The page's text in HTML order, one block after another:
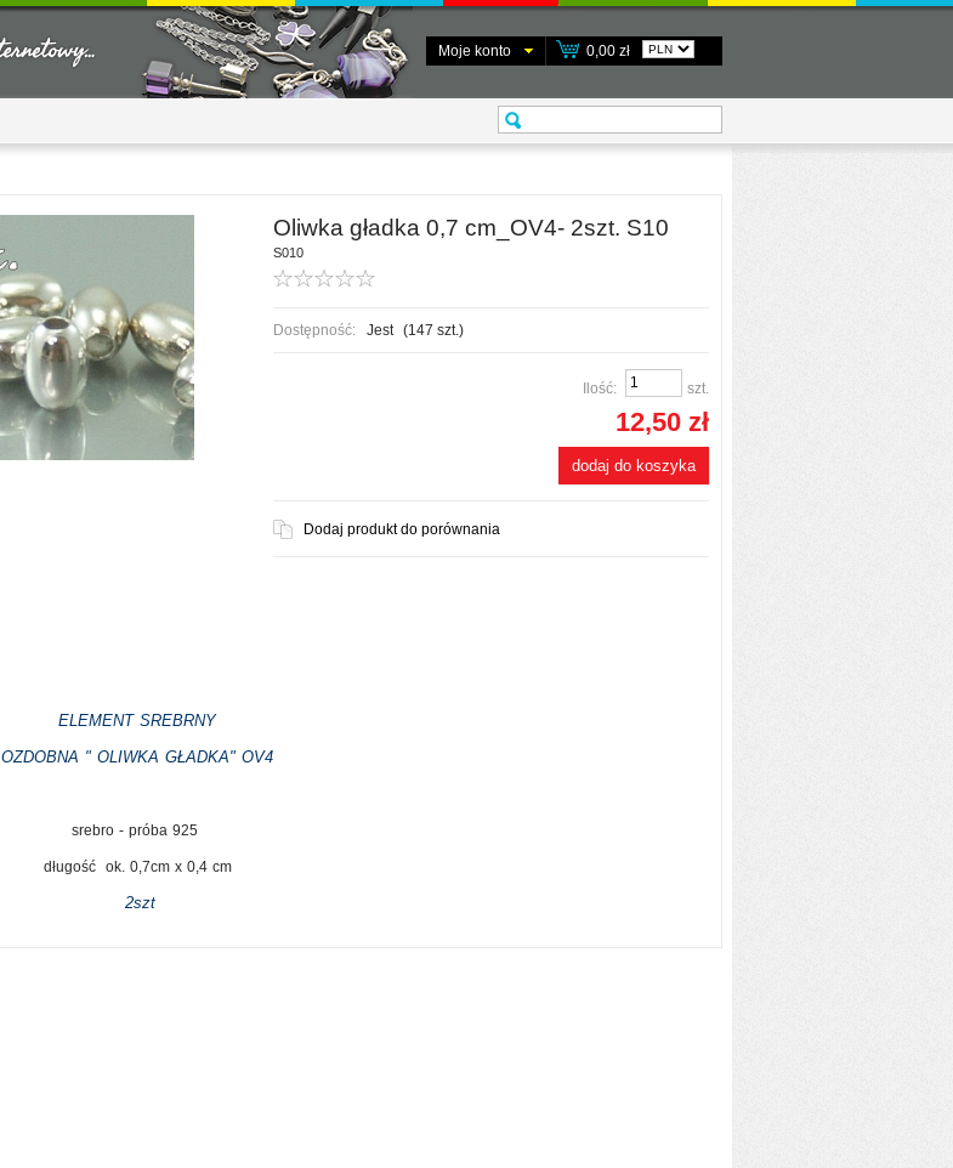
Moje konto 0,00 zł
Oliwka gładka 0,7 cm_OV4- 2szt. S10
S010
Dostępność: Jest (147 szt.)
Ilość: szt.
12,50 zł
dodaj do koszyka
Dodaj produkt do porównania
ELEMENT SREBRNY
OZDOBNA " OLIWKA GŁADKA" OV4
srebro - próba 925
długość ok. 0,7cm x 0,4 cm
2szt